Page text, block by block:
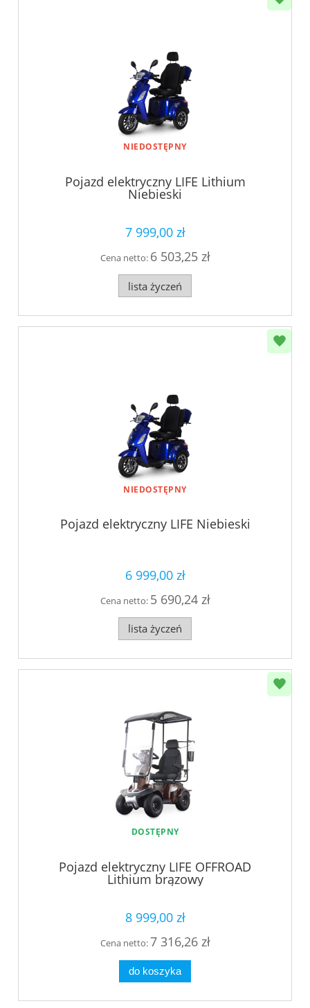
NIEDOSTĘPNY
Pojazd elektryczny LIFE Lithium
Niebieski
7 999,00 zł
Cena netto: 6 503,25 zł
lista życzeń
NIEDOSTĘPNY
Pojazd elektryczny LIFE Niebieski
6 999,00 zł
Cena netto: 5 690,24 zł
lista życzeń
DOSTĘPNY
Pojazd elektryczny LIFE OFFROAD
Lithium brązowy
8 999,00 zł
Cena netto:7 316,26 zł
do koszyka